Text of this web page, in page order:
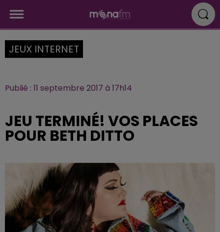
JEUX INTERNET
Publié : 11 septembre 2017 à 17h14
JEU TERMINÉ! VOS PLACES
POUR BETH DITTO